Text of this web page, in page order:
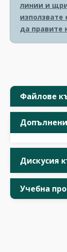
Файлове
Дискусия
Учебна
линии и
да правите